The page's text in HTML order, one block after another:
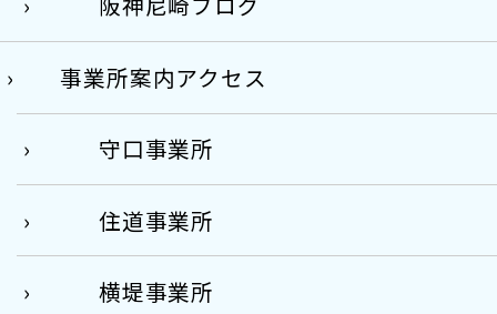
事業所案内アクセス
守口事業所
住道事業所
横堤事業所